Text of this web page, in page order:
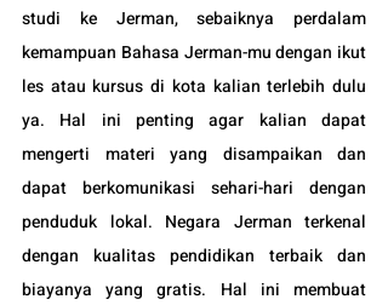
studi ke Jerman, sebaiknya perdalam
kemampuan Bahasa Jerman-mu dengan ikut
les atau kursus di kota kalian terlebih dulu
ya. Hal ini penting agar kalian dapat
mengerti materi yang disampaikan dan
dapat berkomunikasi sehari-hari dengan
penduduk lokal. Negara Jerman terkenal
dengan kualitas pendidikan terbaik dan
biayanya yang gratis. Hal ini membuat